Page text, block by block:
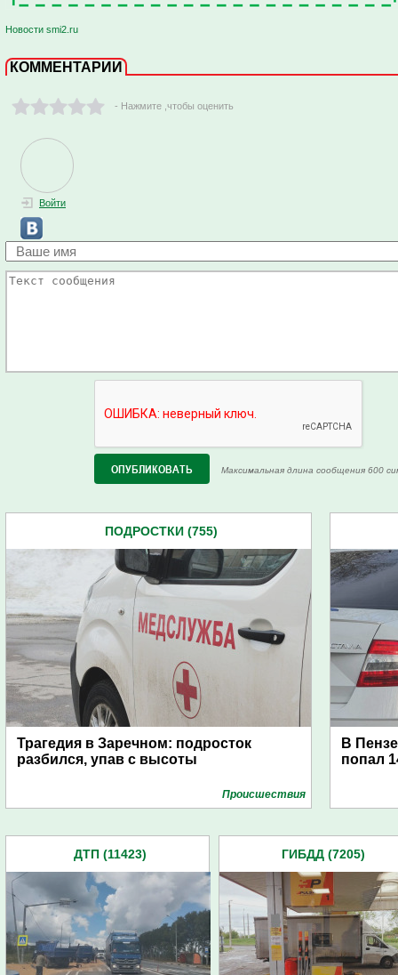
Новости smi2.ru
КОММЕНТАРИИ
- Нажмите ,чтобы оценить
Войти
Максимальная длина сообщения 600
ПОДРОСТКИ (755)
Трагедия в Заречном: подросток
разбился, упав с высоты
Проиcшествия
В
попал
ДТП (11423) ГИБДД (7205)